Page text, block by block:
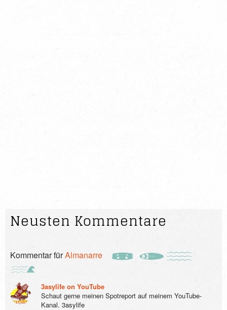
Neusten Kommentare
Kommentar fürAlmanarre
3asylife on YouTube
Schaut gerne meinen Spotreport auf meinem YouTube-
Kanal. 3asylife